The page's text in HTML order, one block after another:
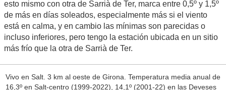
esto mismo con otra de Sarrià de Ter, marca entre 0,5º y 1,5º
de más en días soleados, especialmente más si el viento
está en calma, y en cambio las mínimas son parecidas o
incluso inferiores, pero tengo la estación ubicada en un sitio
más frío que la otra de Sarrià de Ter.
Vivo en Salt. 3 km al oeste de Girona. Temperatura media anual de
16,3º en Salt-centro (1999-2022), 14,1º (2001-22) en las Deveses